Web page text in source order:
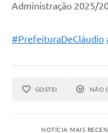
Administração 2025/
#PrefeituraDeCláudio
GOSTEI NÃO
NOTÍCIA MAIS